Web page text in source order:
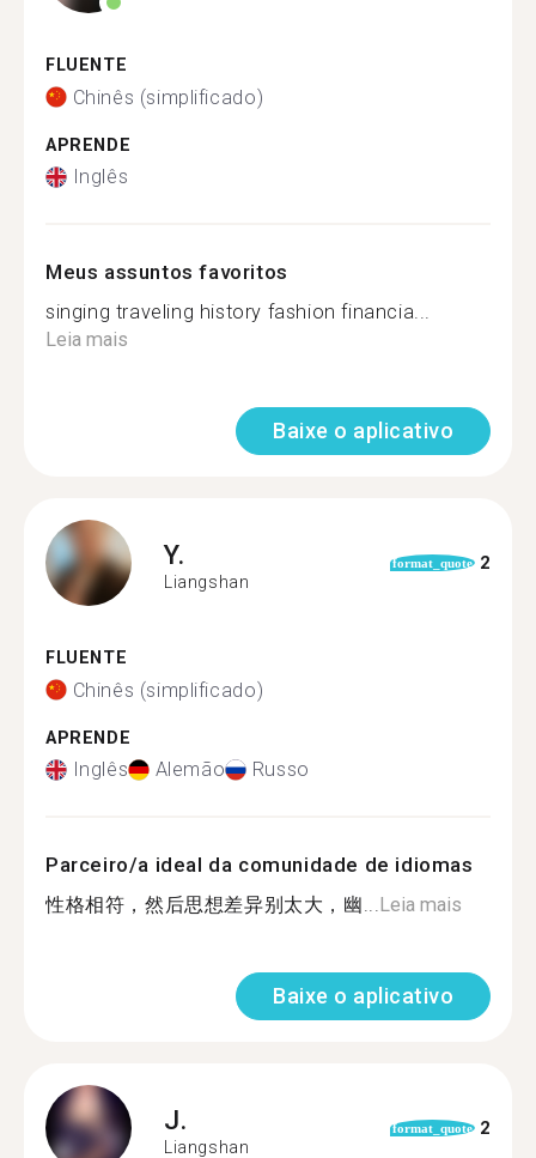
FLUENTE
Chinês (simplificado)
APRENDE
Inglês
Meus assuntos favoritos
singing traveling history fashion financia...
Leia mais
Baixe o aplicativo
Y.
Liangshan
format_quote 2
FLUENTE
Chinês (simplificado)
APRENDE
Inglês Alemão Russo
Parceiro/a ideal da comunidade de idiomas
性格相符，然后思想差异别太大，幽...Leia mais
Baixe o aplicativo
J.
Liangshan
format_quote 2